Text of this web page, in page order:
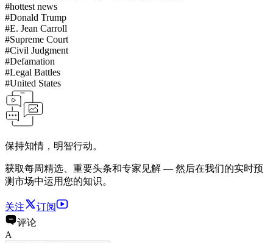
#hottest news
#Donald Trump
#E. Jean Carroll
#Supreme Court
#Civil Judgment
#Defamation
#Legal Battles
#United States
保持知情，明智行动。
获取每周精选、重要头条和专家见解 — 然后在我们的实时预
测市场中运用您的知识。
关注
订阅
评论
A